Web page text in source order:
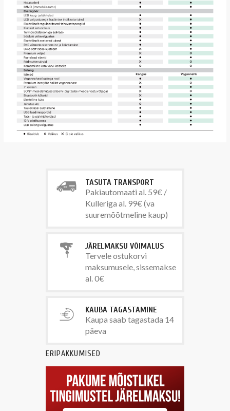
TASUTA TRANSPORT
Pakiautomaati al. 59€ /
Kulleriga al. 99€ (va
suuremõõtmeline kaup)
JÄRELMAKSU VÕIMALUS
Tervele ostukorvi
maksumusele, sissemakse
al. 0€
KAUBA TAGASTAMINE
Kaupa saab tagastada 14
päeva
ERIPAKKUMISED